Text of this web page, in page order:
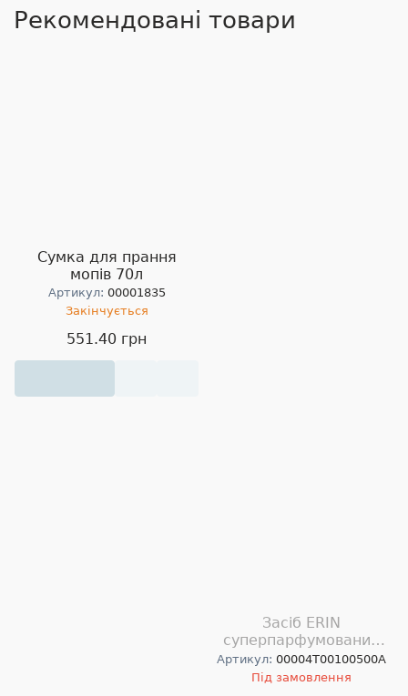
Рекомендовані товари
Сумка для прання
мопів 70л
Артикул: 00001835
Закінчується
551.40 грн
Засіб ERIN
суперпарфумований
мийний для керамічної і
мармурової підлоги 5л
Артикул: 00004T00100500A
Під замовлення